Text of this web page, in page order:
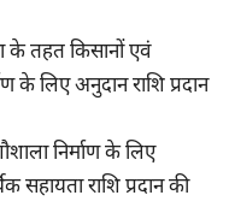
के तहत किसानों एवं
के लिए अनुदान राशि प्रदान
निर्माण के लिए
सहायता राशि प्रदान की